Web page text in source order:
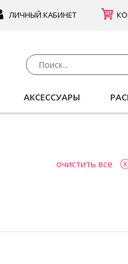
ЛИЧНЫЙ КАБИНЕТ
АКСЕССУАРЫ
очистить все